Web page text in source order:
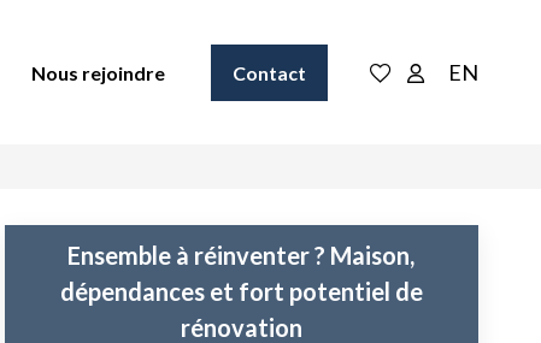
Nous rejoindre Contact EN
Ensemble à réinventer ? Maison,
dépendances et fort potentiel de
rénovation